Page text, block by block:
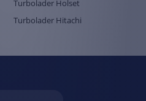
Turbolader Holset
Turbolader Hitachi